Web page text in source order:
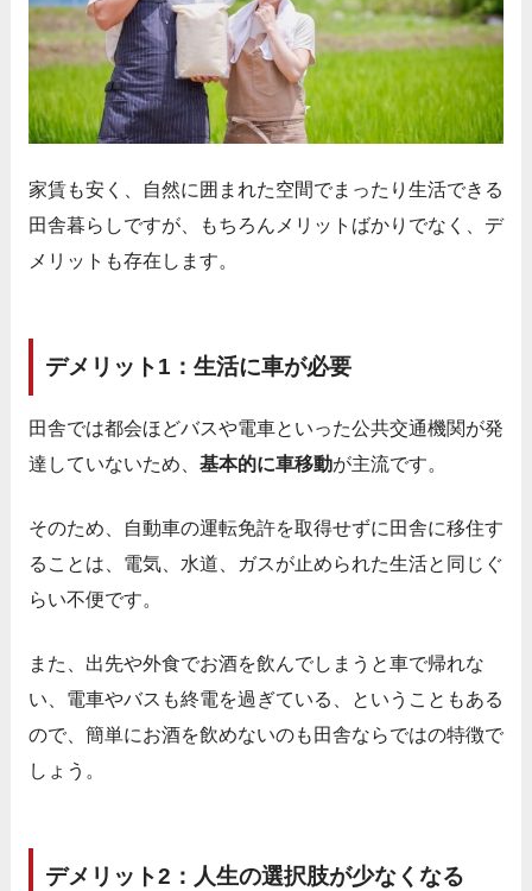
家賃も安く、自然に囲まれた空間でまったり生活できる
田舎暮らしですが、もちろんメリットばかりでなく、デ
メリットも存在します。
デメリット1：生活に車が必要
田舎では都会ほどバスや電車といった公共交通機関が発
達していないため、 基本的に車移動が主流です。
そのため、自動車の運転免許を取得せずに田舎に移住す
ることは、電気、水道、ガスが止められた生活と同じぐ
らい不便です。
また、出先や外食でお酒を飲んでしまうと車で帰れな
い、電車やバスも終電を過ぎている、ということもある
ので、簡単にお酒を飲めないのも田舎ならではの特徴で
しょう。
デメリット2：人生の選択肢が少なくなる